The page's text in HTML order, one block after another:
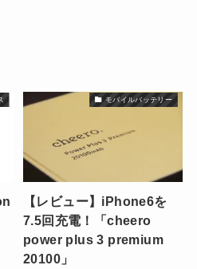
モバイルバッテリー
【レビュー】iPhone6を
7.5回充電！「cheero
power plus 3 premium
20100」